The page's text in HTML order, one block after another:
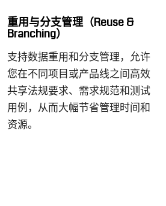
重用与分支管理（Reuse &
Branching）
支持数据重用和分支管理，允许
您在不同项目或产品线之间高效
共享法规要求、需求规范和测试
用例，从而大幅节省管理时间和
资源。